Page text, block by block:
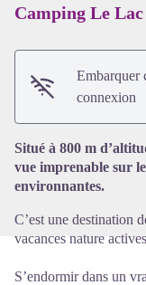
Camping Le Lac
Embarquer
connexion
Situé à 800 m
vue imprenable sur
environnantes.
C’est une destination
vacances nature
S’endormir dans un